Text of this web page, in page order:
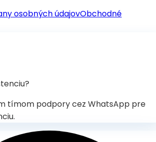
osobných údajovObchodné
tímom podpory cez WhatsApp pre